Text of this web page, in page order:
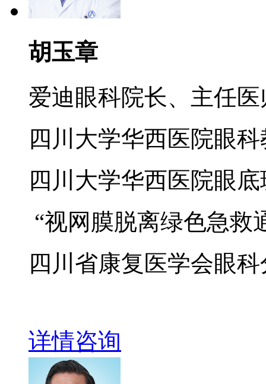
胡玉章
爱迪眼科院长、主任医
四川大学华西医院眼
四川大学华西医院眼
“视网膜脱离绿色急救
四川省康复医学会眼
详情咨询